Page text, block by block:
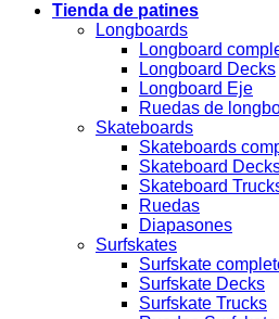
Tienda de patines
Longboards
Longboard
Longboard Decks
Longboard Eje
Ruedas de
Skateboards
Skateboards
Skateboard
Skateboard
Ruedas
Diapasones
Surfskates
Surfskate
Surfskate Decks
Surfskate Trucks